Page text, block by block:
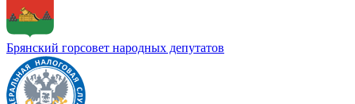
Брянский горсовет народных депутатов